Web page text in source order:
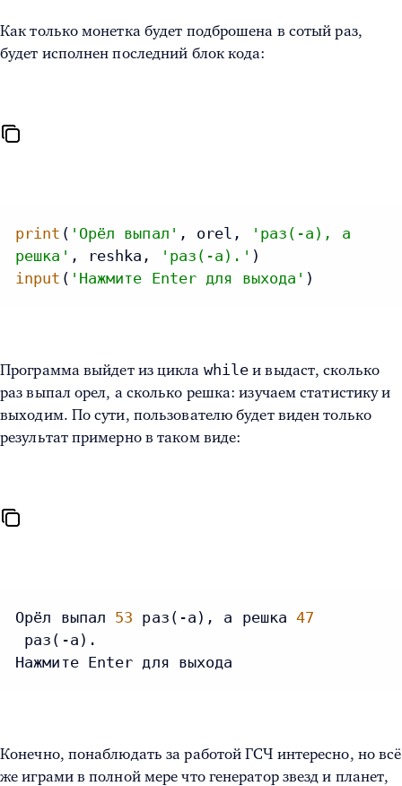
Как только монетка будет подброшена в сотый раз,
будет исполнен последний блок кода:
print ( 'Орёл выпал' , orel,
'раз(-а), а
решка' , reshka, 'раз(-а).'
input ( 'Нажмите Enter для выхода' )
Программа выйдет из цикла while и выдаст, сколько
раз выпал орел, а сколько решка: изучаем статистику и
выходим. По сути, пользователю будет виден только
результат примерно в таком виде:
Орёл выпал 53 раз(-а), а решка 47
раз(-а).
Нажмите Enter для выхода
Конечно, понаблюдать за работой ГСЧ интересно, но всё
же играми в полной мере что генератор звезд и планет,